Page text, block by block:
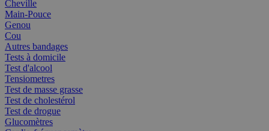
Cheville
Main-Pouce
Genou
Cou
Autres bandages
Tests à domicile
Test d'alcool
Tensiometres
Test de masse grasse
Test de cholestérol
Test de drogue
Glucomètres